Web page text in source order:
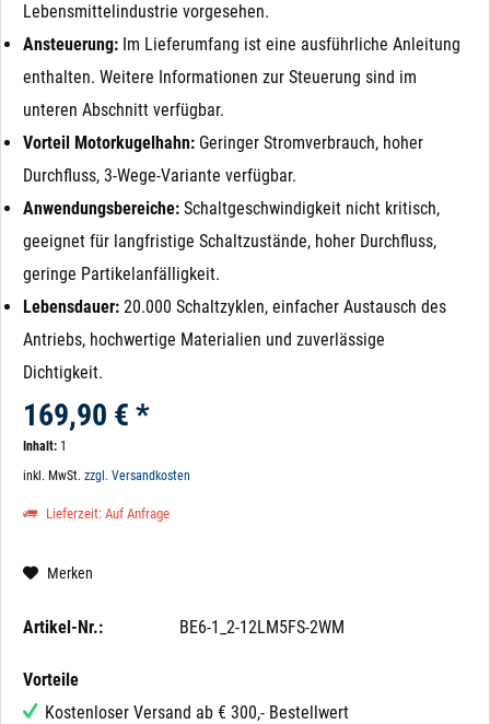
Lebensmittelindustrie vorgesehen.
Ansteuerung: Im Lieferumfang ist eine ausführliche Anleitung
enthalten. Weitere Informationen zur Steuerung sind im
unteren Abschnitt verfügbar.
Vorteil Motorkugelhahn: Geringer Stromverbrauch, hoher
Durchfluss, 3-Wege-Variante verfügbar.
Anwendungsbereiche: Schaltgeschwindigkeit nicht kritisch,
geeignet für langfristige Schaltzustände, hoher Durchfluss,
geringe Partikelanfälligkeit.
Lebensdauer: 20.000 Schaltzyklen, einfacher Austausch des
Antriebs, hochwertige Materialien und zuverlässige
Dichtigkeit.
169,90 € *
Inhalt: 1
inkl. MwSt. zzgl. Versandkosten
Lieferzeit: Auf Anfrage
Merken
Artikel-Nr.: BE6-1_2-12LM5FS-2WM
Vorteile
Kostenloser Versand ab € 300,- Bestellwert